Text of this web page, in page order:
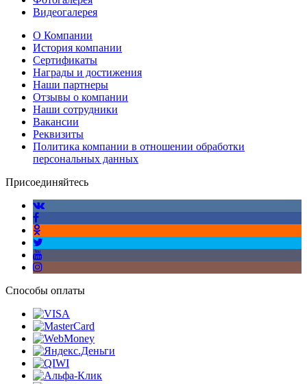
Видеогалерея
О Компании
История компании
Сертификаты
Награды и достижения
Наши партнеры
Отзывы о компании
Наши сотрудники
Вакансии
Реквизиты
Политика компании в отношении обработки
персональных данных
Присоединяйтесь
Способы оплаты